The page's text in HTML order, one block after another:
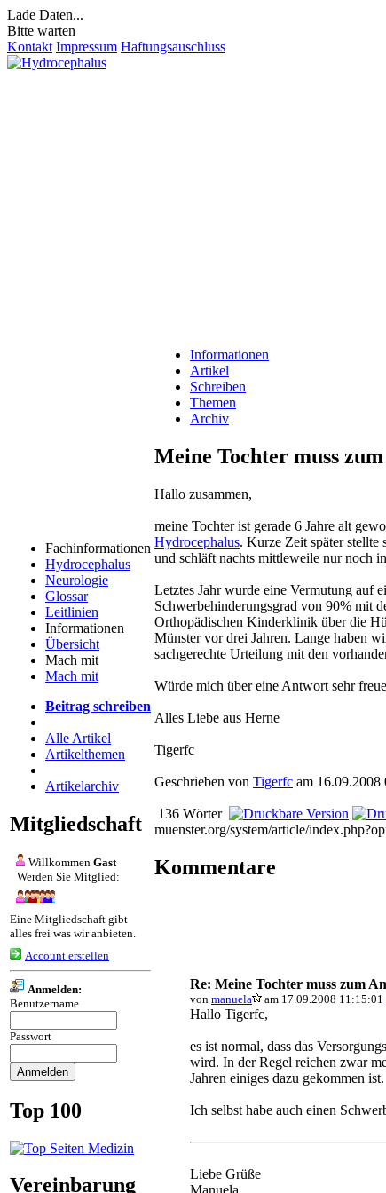
Lade Daten...
Bitte warten
Kontakt Impressum Haftungsauschluss
Fachinformationen
Hydrocephalus
Neurologie
Glossar
Leitlinien
Informationen
Übersicht
Mach mit
Mach mit
Beitrag schreiben
Alle Artikel
Artikelthemen
Artikelarchiv
Mitgliedschaft
Willkommen Gast
Werden Sie Mitglied:
Eine Mitgliedschaft gibt
alles frei was wir anbieten.
Account erstellen
Anmelden:
Benutzername
Passwort
Top 100
Vereinbarung
Informationen
Artikel
Schreiben
Themen
Archiv
Meine Tochter muss
Hallo zusammen,
meine Tochter ist gerade 6 Jahre alt
Hydrocephalus. Kurze Zeit später stellte
und schläft nachts mittleweile nur noch
Letztes Jahr wurde eine Vermutung auf
Schwerbehinderungsgrad von 90% mit
Orthopädischen Kinderklinik über die
Münster vor drei Jahren. Lange haben
sachgerechte Urteilung mit den
Würde mich über eine Antwort sehr
Alles Liebe aus Herne
Tigerfc
Geschrieben von Tigerfc am
136 Wörter
muenster.org/system/article/
Kommentare
Re: Meine Tochter muss zum
von manuela am 17.09.2008 11:15:01
Hallo Tigerfc,
es ist normal, dass das
wird. In der Regel reichen zwar
Jahren einiges dazu gekommen ist.
Ich selbst habe auch einen
Liebe Grüße
Manuela